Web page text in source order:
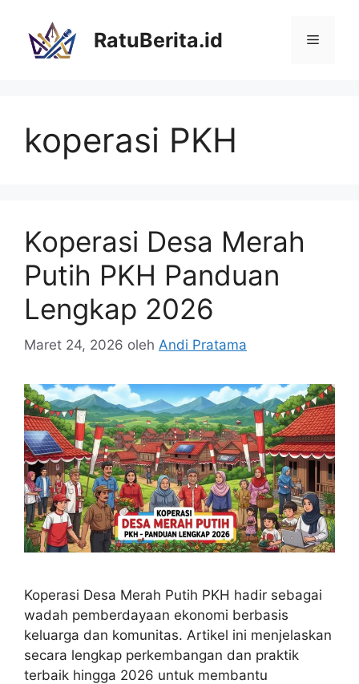
RatuBerita.id Menu
koperasi PKH
Koperasi Desa Merah
Putih PKH Panduan
Lengkap 2026
Maret 24, 2026 oleh Andi Pratama
Koperasi Desa Merah Putih PKH hadir sebagai
wadah pemberdayaan ekonomi berbasis
keluarga dan komunitas. Artikel ini menjelaskan
secara lengkap perkembangan dan praktik
terbaik hingga 2026 untuk membantu